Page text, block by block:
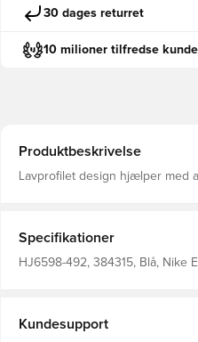
30 dages returret
10 milioner tilfredse
Produktbeskrivelse
Lavprofilet design hjælper med at
Specifikationer
HJ6598-492, 384315, Blå, Nike
Kundesupport